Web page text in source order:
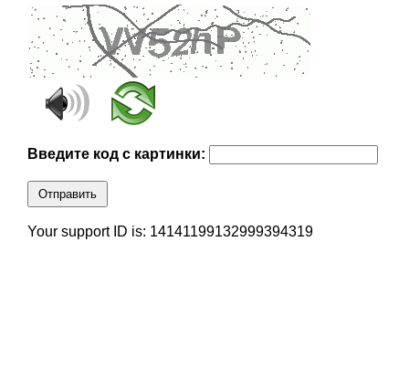
Введите код с картинки:
Отправить
Your support ID is: 14141199132999394319